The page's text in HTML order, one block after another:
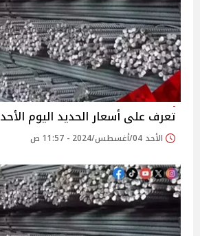
تعرف على أسعار الحديد اليوم الأحد
الأحد 04/أغسطس/2024 - 11:57 ص